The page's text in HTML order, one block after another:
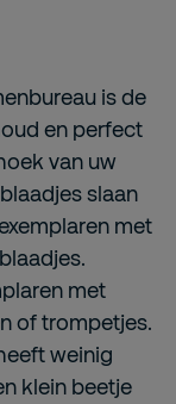
is de
en perfect
van uw
slaan
met
met
of trompetjes.
weinig
klein beetje